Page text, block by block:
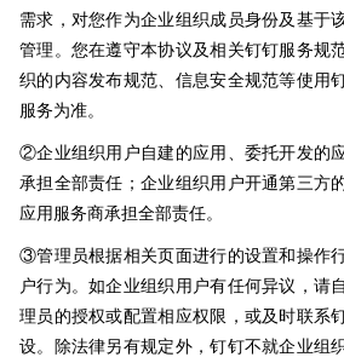
需求，对您作为企业组织成员身份及基于
管理。您在遵守本协议及相关钉钉服务规
织的内容发布规范、信息安全规范等使用
服务为准。
②企业组织用户自建的应用、委托开发的
承担全部责任；企业组织用户开通第三方
应用服务商承担全部责任。
③管理员根据相关页面进行的设置和操作
户行为。如企业组织用户有任何异议，请
理员的授权或配置相应权限，或及时联系
设。除法律另有规定外，钉钉不就企业组